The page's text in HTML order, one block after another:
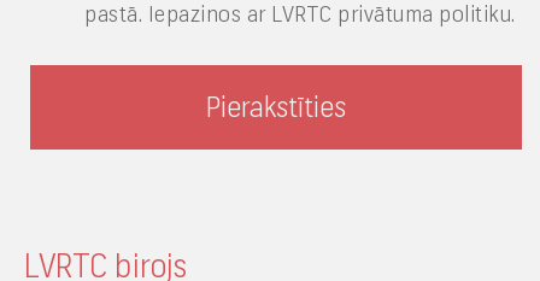
pastā. Iepazinos ar LVRTC privātuma politiku.
LVRTC birojs